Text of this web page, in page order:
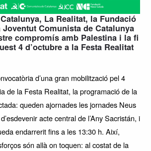
La Realitat, la Fundació
Joventut Comunista de Catalunya
compromís amb Palestina i la fi
4 d’octubre a la Festa Realitat
d’una gran mobilització pel 4
de la Festa Realitat, la programació de la
queden ajornades les jornades Neus
acte central de l’Any Sacristán, i
endarrerit fins a les 13:30 h. Així,
són allà on toquen: al costat de la